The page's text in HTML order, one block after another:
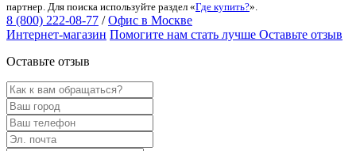
партнер. Для поиска используйте раздел «Где купить?».
8 (800) 222-08-77 / Офис в Москве
Интернет-магазин Помогите нам стать лучше Оставьте отзыв
Оставьте отзыв